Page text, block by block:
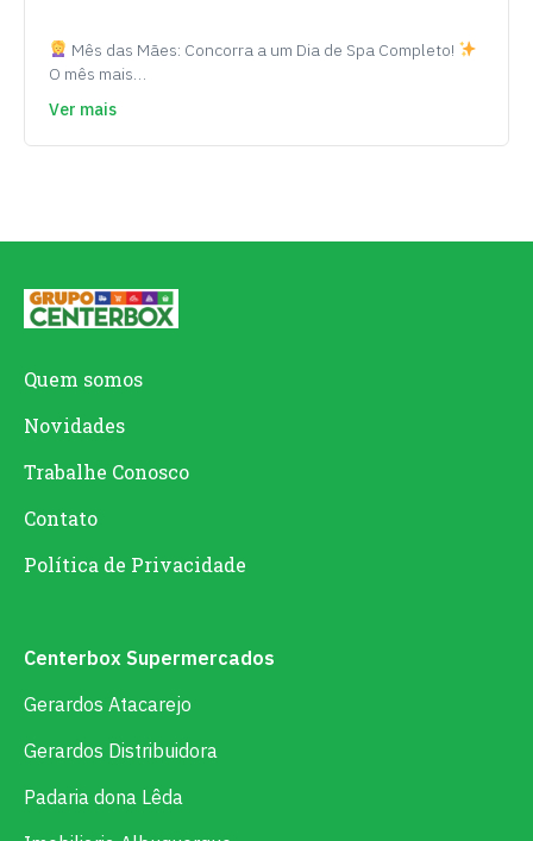
Mês das Mães: Concorra a um Dia de Spa Completo!
O mês mais…
Ver mais
Quem somos
Novidades
Trabalhe Conosco
Contato
Política de Privacidade
Centerbox Supermercados
Gerardos Atacarejo
Gerardos Distribuidora
Padaria dona Lêda